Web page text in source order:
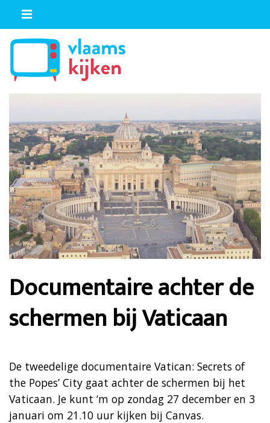
Documentaire achter de
schermen bij Vaticaan
De tweedelige documentaire Vatican: Secrets of
the Popes’ City gaat achter de schermen bij het
Vaticaan. Je kunt ‘m op zondag 27 december en 3
januari om 21.10 uur kijken bij Canvas.